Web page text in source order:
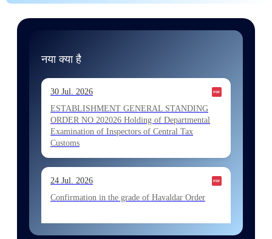
नया क्या है
30 Jul. 2026
ESTABLISHMENT GENERAL STANDING
ORDER NO 202026 Holding of Departmental
Examination of Inspectors of Central Tax
Customs
24 Jul. 2026
Confirmation in the grade of Havaldar Order